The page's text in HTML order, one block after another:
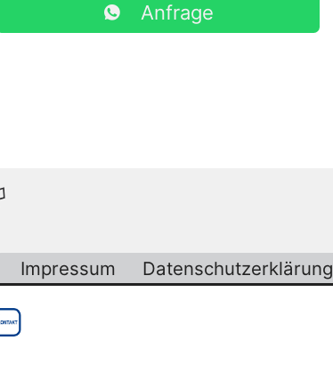
Anfrage
Impressum Datenschutzerklärung